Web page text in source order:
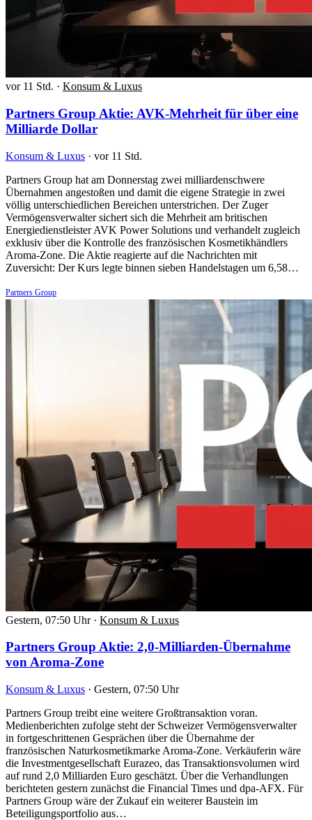
vor 11 Std. · Konsum & Luxus
Partners Group Aktie: AVK-Mehrheit für über eine
Milliarde Dollar
Konsum & Luxus · vor 11 Std.
Partners Group hat am Donnerstag zwei milliardenschwere
Übernahmen angestoßen und damit die eigene Strategie in zwei
völlig unterschiedlichen Bereichen unterstrichen. Der Zuger
Vermögensverwalter sichert sich die Mehrheit am britischen
Energiedienstleister AVK Power Solutions und verhandelt zugleich
exklusiv über die Kontrolle des französischen Kosmetikhändlers
Aroma-Zone. Die Aktie reagierte auf die Nachrichten mit
Zuversicht: Der Kurs legte binnen sieben Handelstagen um 6,58…
Partners Group
Gestern, 07:50 Uhr · Konsum & Luxus
Partners Group Aktie: 2,0-Milliarden-Übernahme
von Aroma-Zone
Konsum & Luxus · Gestern, 07:50 Uhr
Partners Group treibt eine weitere Großtransaktion voran.
Medienberichten zufolge steht der Schweizer Vermögensverwalter
in fortgeschrittenen Gesprächen über die Übernahme der
französischen Naturkosmetikmarke Aroma-Zone. Verkäuferin wäre
die Investmentgesellschaft Eurazeo, das Transaktionsvolumen wird
auf rund 2,0 Milliarden Euro geschätzt. Über die Verhandlungen
berichteten gestern zunächst die Financial Times und dpa-AFX. Für
Partners Group wäre der Zukauf ein weiterer Baustein im
Beteiligungsportfolio aus…